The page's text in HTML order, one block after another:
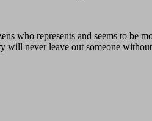
who represents and seems to be
never leave out someone